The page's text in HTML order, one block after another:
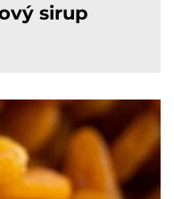
sirup